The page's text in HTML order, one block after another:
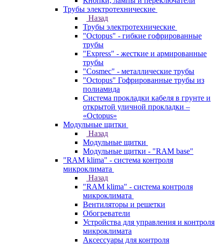
Трубы электротехнические
Назад
Трубы электротехнические
"Octopus" - гибкие гофрированные
трубы
"Express" - жесткие и армированные
трубы
"Cosmec" - металлические трубы
"Octopus" Гофрированные трубы из
полиамида
Система прокладки кабеля в грунте и
открытой уличной прокладки –
«Octopus»
Модульные щитки
Назад
Модульные щитки
Модульные щитки - "RAM base"
"RAM klima" - система контроля
микроклимата
Назад
"RAM klima" - система контроля
микроклимата
Вентиляторы и решетки
Обогреватели
Устройства для управления и контроля
микроклимата
Аксессуары для контроля